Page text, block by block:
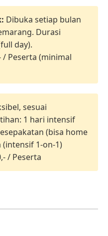
Dibuka setiap bulan
Durasi
day).
/ Peserta (minimal
sesuai
1 hari intensif
(bisa home
(intensif 1-on-1)
/ Peserta